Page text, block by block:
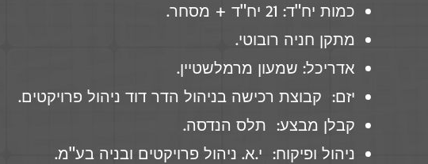
כמות יח"ד: 21 יח"ד + מסחר.
מתקן חניה רובוטי.
אדריכל: שמעון מרמלשטיין.
יזם: קבוצת רכישה בניהול הדר דוד ניהול פרויקטים.
קבלן מבצע: תלס הנדסה.
ניהול ופיקוח: י.א. ניהול פרויקטים ובניה בע"מ.